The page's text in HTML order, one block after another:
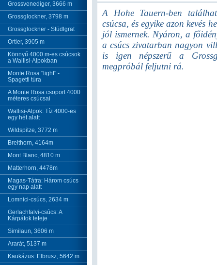
Grossvenediger, 3666 m
Grossglockner, 3798 m
Grossglockner - Stüdlgrat
Ortler, 3905 m
Könnyű 4000 m-es csúcsok
a Wallisi-Alpokban
Monte Rosa "light" -
Spagetti túra
A Monte Rosa csoport 4000
méteres csúcsai
Wallisi-Alpok: Tíz 4000-es
egy hét alatt
Wildspitze, 3772 m
Breithorn, 4164m
Mont Blanc, 4810 m
Matterhorn, 4478m
Magas-Tátra: Három csúcs
egy nap alatt
Lomnici-csúcs, 2634 m
Gerlachfalvi-csúcs: A
Kárpátok teteje
Similaun, 3606 m
Ararát, 5137 m
Kaukázus: Elbrusz, 5642 m
A Hohe Tauern-ben
csúcsa, és egyike azon kevés
jól ismernek. Nyáron, a
a csúcs zivatarban nagyon
is igen népszerű a
megpróbál feljutni rá.